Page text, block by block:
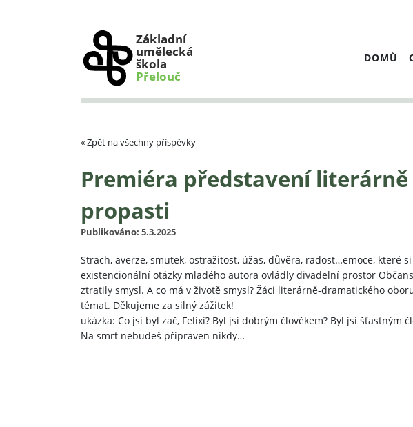
Základní
umělecká
škola
Přelouč
DOMŮ
« Zpět na všechny příspěvky
Premiéra představení
propasti
Publikováno: 5.3.2025
Strach, averze, smutek, ostražitost, úžas, důvěra, radost…emoce,
existencionální otázky mladého autora ovládly divadelní prostor
ztratily smysl. A co má v životě smysl? Žáci literárně-dramatického
témat. Děkujeme za silný zážitek!
ukázka: Co jsi byl zač, Felixi? Byl jsi dobrým člověkem? Byl jsi šťastným
Na smrt nebudeš připraven nikdy…